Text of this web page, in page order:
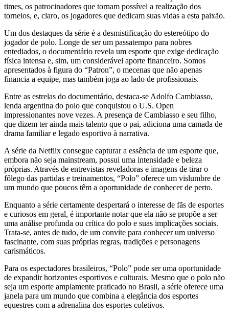
times, os patrocinadores que tornam possível a realização dos
torneios, e, claro, os jogadores que dedicam suas vidas a esta paixão.
Um dos destaques da série é a desmistificação do estereótipo do
jogador de polo. Longe de ser um passatempo para nobres
entediados, o documentário revela um esporte que exige dedicação
física intensa e, sim, um considerável aporte financeiro. Somos
apresentados à figura do “Patron”, o mecenas que não apenas
financia a equipe, mas também joga ao lado de profissionais.
Entre as estrelas do documentário, destaca-se Adolfo Cambiasso,
lenda argentina do polo que conquistou o U.S. Open
impressionantes nove vezes. A presença de Cambiasso e seu filho,
que dizem ter ainda mais talento que o pai, adiciona uma camada de
drama familiar e legado esportivo à narrativa.
A série da Netflix consegue capturar a essência de um esporte que,
embora não seja mainstream, possui uma intensidade e beleza
próprias. Através de entrevistas reveladoras e imagens de tirar o
fôlego das partidas e treinamentos, “Polo” oferece um vislumbre de
um mundo que poucos têm a oportunidade de conhecer de perto.
Enquanto a série certamente despertará o interesse de fãs de esportes
e curiosos em geral, é importante notar que ela não se propõe a ser
uma análise profunda ou crítica do polo e suas implicações sociais.
Trata-se, antes de tudo, de um convite para conhecer um universo
fascinante, com suas próprias regras, tradições e personagens
carismáticos.
Para os espectadores brasileiros, “Polo” pode ser uma oportunidade
de expandir horizontes esportivos e culturais. Mesmo que o polo não
seja um esporte amplamente praticado no Brasil, a série oferece uma
janela para um mundo que combina a elegância dos esportes
equestres com a adrenalina dos esportes coletivos.